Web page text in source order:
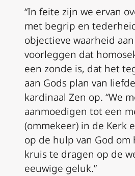
“In feite zijn we ervan
met begrip en
objectieve waarheid
voorleggen dat
een zonde is, dat het
aan Gods plan van
kardinaal Zen op. “We
aanmoedigen tot een
(ommekeer) in de Kerk
op de hulp van God om
kruis te dragen op de
eeuwige geluk.”